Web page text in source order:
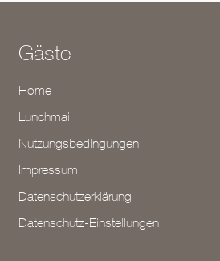
Gäste
Home
Lunchmail
Nutzungsbedingungen
Impressum
Datenschutzerklärung
Datenschutz-Einstellungen